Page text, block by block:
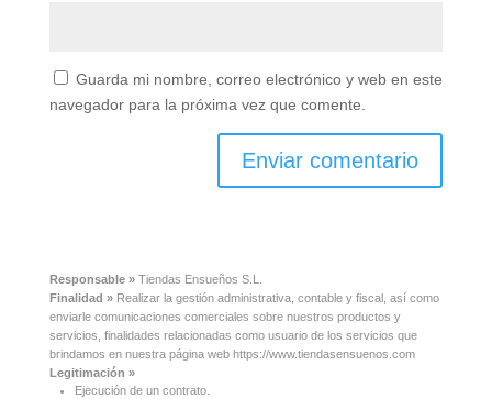
Guarda mi nombre, correo electrónico y web en este
navegador para la próxima vez que comente.
Responsable »Tiendas Ensueños S.L.
Finalidad »Realizar la gestión administrativa, contable y fiscal, así como
enviarle comunicaciones comerciales sobre nuestros productos y
servicios, finalidades relacionadas como usuario de los servicios que
brindamos en nuestra página web https://www.tiendasensuenos.com
Legitimación »
Ejecución de un contrato.